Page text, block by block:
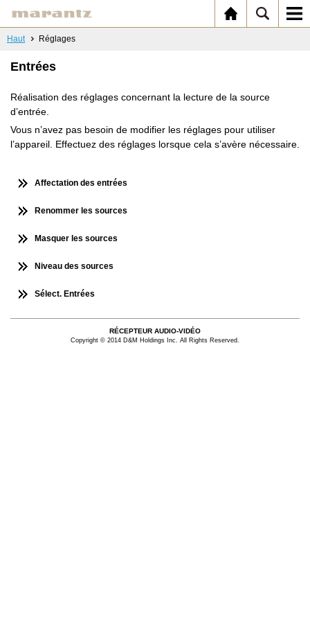
Haut Réglages
Entrées
Réalisation des réglages concernant la lecture de la source
d’entrée.
Vous n’avez pas besoin de modifier les réglages pour utiliser
l’appareil. Effectuez des réglages lorsque cela s’avère nécessaire.
Affectation des entrées
Renommer les sources
Masquer les sources
Niveau des sources
Sélect. Entrées
RÉCEPTEUR AUDIO-VIDÉO
Copyright © 2014 D&M Holdings Inc. All Rights Reserved.